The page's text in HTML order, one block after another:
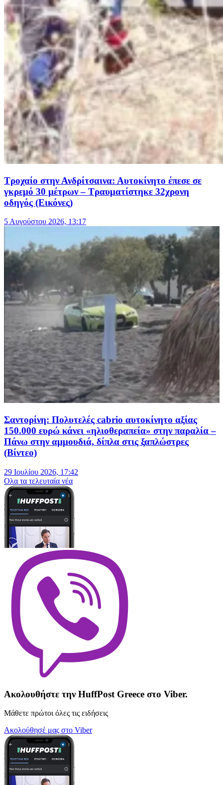
Τροχαίο στην Ανδρίτσαινα: Αυτοκίνητο έπεσε σε
γκρεμό 30 μέτρων – Τραυματίστηκε 32χρονη
οδηγός (Εικόνες)
5 Αυγούστου 2026, 13:17
Σαντορίνη: Πολυτελές cabrio αυτοκίνητο αξίας
150.000 ευρώ κάνει «ηλιοθεραπεία» στην παραλία –
Πάνω στην αμμουδιά, δίπλα στις ξαπλώστρες
(Βίντεο)
29 Ιουλίου 2026, 17:42
Oλα τα τελευταία νέα
Ακολουθήστε την HuffPost Greece στο Viber.
Μάθετε πρώτοι όλες τις ειδήσεις
Ακολούθησέ μας στο Viber